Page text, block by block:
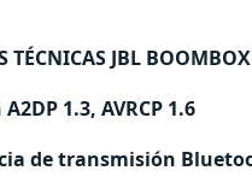
TÉCNICAS JBL
1.3, AVRCP 1.6
de transmisión